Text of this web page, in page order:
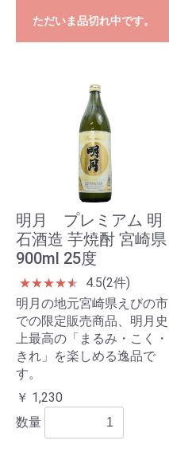
ただいま品切れ中です。
明月 プレミアム 明
石酒造 芋焼酎 宮崎県
900ml 25度
★★★★★
★
4.5(2件)
明月の地元宮崎県えびの市
での限定販売商品、明月史
上最高の「まるみ・こく・
きれ」を楽しめる逸品で
す。
￥ 1,230
数量